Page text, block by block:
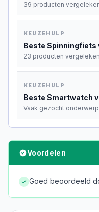
39 producten
KEUZEHULP
Beste Spinningfiets
23 producten vergeleken
KEUZEHULP
Beste Smartwatch
Vaak gezocht onderwerp
Voordelen
Goed beoordeeld